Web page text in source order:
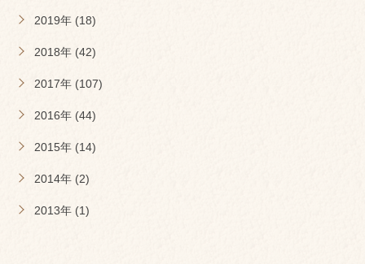
2019年 (18)
2018年 (42)
2017年 (107)
2016年 (44)
2015年 (14)
2014年 (2)
2013年 (1)